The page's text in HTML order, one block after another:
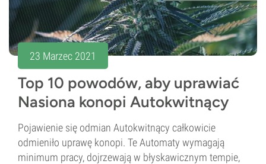
23 Marzec 2021
Top 10 powodów, aby uprawiać
Nasiona konopi Autokwitnący
Pojawienie się odmian Autokwitnący całkowicie
odmieniło uprawę konopi. Te Automaty wymagają
minimum pracy, dojrzewają w błyskawicznym tempie,